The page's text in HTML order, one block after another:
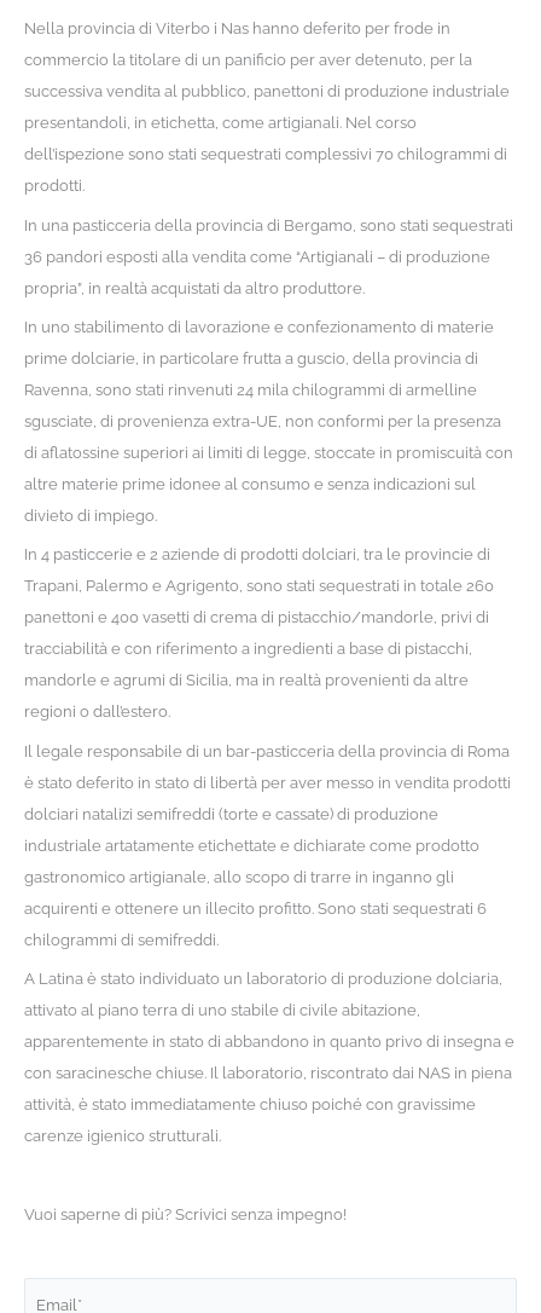
Nella provincia di Viterbo i Nas hanno deferito per frode in
commercio la titolare di un panificio per aver detenuto, per la
successiva vendita al pubblico, panettoni di produzione industriale
presentandoli, in etichetta, come artigianali. Nel corso
dell’ispezione sono stati sequestrati complessivi 70 chilogrammi di
prodotti.
In una pasticceria della provincia di Bergamo, sono stati sequestrati
36 pandori esposti alla vendita come “Artigianali – di produzione
propria”, in realtà acquistati da altro produttore.
In uno stabilimento di lavorazione e confezionamento di materie
prime dolciarie, in particolare frutta a guscio, della provincia di
Ravenna, sono stati rinvenuti 24 mila chilogrammi di armelline
sgusciate, di provenienza extra-UE, non conformi per la presenza
di aflatossine superiori ai limiti di legge, stoccate in promiscuità con
altre materie prime idonee al consumo e senza indicazioni sul
divieto di impiego.
In 4 pasticcerie e 2 aziende di prodotti dolciari, tra le provincie di
Trapani, Palermo e Agrigento, sono stati sequestrati in totale 260
panettoni e 400 vasetti di crema di pistacchio/mandorle, privi di
tracciabilità e con riferimento a ingredienti a base di pistacchi,
mandorle e agrumi di Sicilia, ma in realtà provenienti da altre
regioni o dall’estero.
Il legale responsabile di un bar-pasticceria della provincia di Roma
è stato deferito in stato di libertà per aver messo in vendita prodotti
dolciari natalizi semifreddi (torte e cassate) di produzione
industriale artatamente etichettate e dichiarate come prodotto
gastronomico artigianale, allo scopo di trarre in inganno gli
acquirenti e ottenere un illecito profitto. Sono stati sequestrati 6
chilogrammi di semifreddi.
A Latina è stato individuato un laboratorio di produzione dolciaria,
attivato al piano terra di uno stabile di civile abitazione,
apparentemente in stato di abbandono in quanto privo di insegna e
con saracinesche chiuse. Il laboratorio, riscontrato dai NAS in piena
attività, è stato immediatamente chiuso poiché con gravissime
carenze igienico strutturali.
Vuoi saperne di più? Scrivici senza impegno!